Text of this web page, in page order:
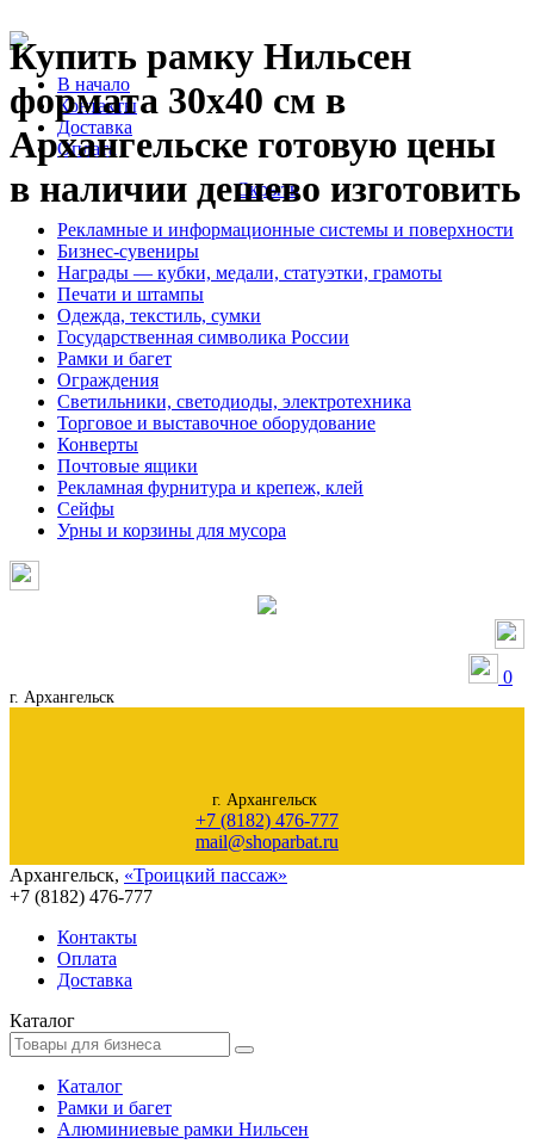
Купить рамку Нильсен
формата 30х40 см в
Архангельске готовую цены
в наличии дешево изготовить
В начало
Контакты
Доставка
Оплата
Скрыть
Рекламные и информационные системы и поверхности
Бизнес-сувениры
Награды — кубки, медали, статуэтки, грамоты
Печати и штампы
Одежда, текстиль, сумки
Государственная символика России
Рамки и багет
Ограждения
Светильники, светодиоды, электротехника
Торговое и выставочное оборудование
Конверты
Почтовые ящики
Рекламная фурнитура и крепеж, клей
Сейфы
Урны и корзины для мусора
0
г. Архангельск
г. Архангельск
+7 (8182) 476-777
mail@shoparbat.ru
Архангельск, «Троицкий пассаж»
+7 (8182) 476-777
Контакты
Оплата
Доставка
Каталог
Каталог
Рамки и багет
Алюминиевые рамки Нильсен